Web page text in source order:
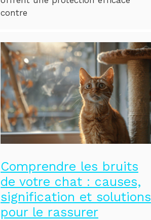
contre
Comprendre les bruits
de votre chat : causes,
signification et solutions
pour le rassurer